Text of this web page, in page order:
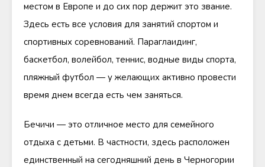
местом в Европе и до сих пор держит это звание.
Здесь есть все условия для занятий спортом и
спортивных соревнований. Параглаидинг,
баскетбол, волейбол, теннис, водные виды спорта,
пляжный футбол — у желающих активно провести
время днем всегда есть чем заняться.
Бечичи — это отличное место для семейного
отдыха с детьми. В частности, здесь расположен
единственный на сегодняшний день в Черногории